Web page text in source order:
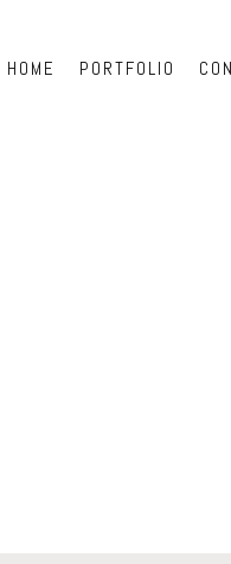
HOME PORTFOLIO